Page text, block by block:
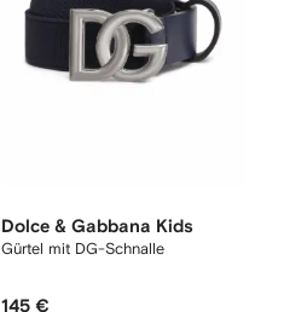
Dolce & Gabbana Kids
Gürtel mit DG-Schnalle
145 €